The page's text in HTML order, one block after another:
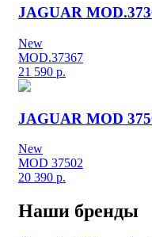
JAGUAR
New
MOD.37367
21 590 р.
JAGUAR MOD
New
MOD 37502
20 390 р.
Наши бренды